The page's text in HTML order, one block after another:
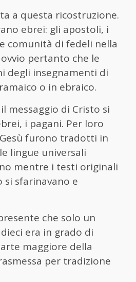
a questa ricostruzione.
ebrei: gli apostoli, i
comunità di fedeli nella
pertanto che le
degli insegnamenti di
o in ebraico.
messaggio di Cristo si
i pagani. Per loro
furono tradotti in
lingue universali
mentre i testi originali
sfarinavano e
che solo un
era in grado di
maggiore della
per tradizione